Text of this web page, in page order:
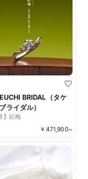
BRIDAL（タケ
ライダル）
】紅梅
￥ 471,900~